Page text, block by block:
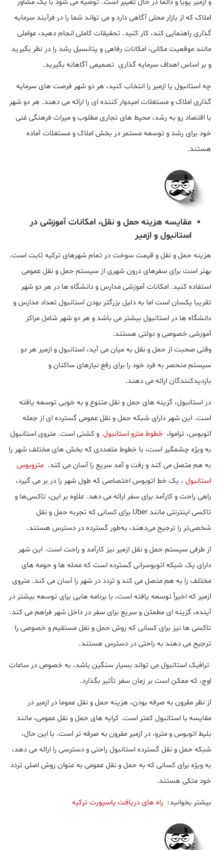
و ازمیر پویا و دائما در حال تغییر است. توصیه می شود با یک مشاور
املاک که از بازار محلی آگاهی دارد و می تواند شما را در فرآیند سرمایه
گذاری راهنمایی کند، کار کنید. تحقیقات کاملی انجام دهید، عواملی
مانند موقعیت مکانی، امکانات رفاهی و پتانسیل رشد را در نظر بگیرید
و بر اساس اهداف سرمایه گذاری تصمیمی آگاهانه بگیرید.
چه استانبول یا ازمیر را انتخاب کنید، هر دو شهر فرصت های سرمایه
گذاری املاک و مستغلات امیدوار کننده ای را ارائه می دهند. هر دو شهر
با اقتصاد رو به رشد، محیط های تجاری مطلوب و میراث فرهنگی غنی
خود برای رشد و توسعه مستمر در بخش املاک و مستغلات آماده
هستند.
مقایسه هزینه حمل و نقل، امکانات آموزشی در
استانبول و ازمیر
هزینه حمل و نقل و قیمت سوخت در تمام شهرهای ترکیه ثابت است.
بهتر است برای سفرهای درون شهری از سیستم حمل و نقل عمومی
استفاده کنید. امکانات آموزشی مدارس و دانشگاه ها در هر دو شهر
تقریبا یکسان است اما به دلیل بزرگتر بودن استانبول تعداد مدارس و
دانشگاه ها در استانبول بیشتر می باشد و هر دو شهر شامل مراکز
آموزشی خصوصی و دولتی هستند.
وقتی صحبت از حمل و نقل به میان می آید، استانبول و ازمیر هر دو
سیستم منحصر به فرد خود را برای رفع نیازهای ساکنان و
بازدیدکنندگان ارائه می دهند.
در استانبول، گزینه های حمل و نقل متنوع و به خوبی توسعه یافته
است. این شهر دارای شبکه حمل و نقل عمومی گسترده ای از جمله
اتوبوس، تراموا، خطوط مترو استانبول و کشتی است. متروی استانبول
به ویژه چشمگیر است، با خطوط متعددی که بخش های مختلف شهر را
به هم متصل می کند و رفت و آمد سریع را آسان می کند. متروبوس
استانبول ، یک خط اتوبوس اختصاصی که طول شهر را در بر می گیرد،
راهی راحت و کارآمد برای سفر ارائه می دهد. علاوه بر این، تاکسی‌ها و
تاکسی اینترنتی مانند Uber برای کسانی که تجربه حمل و نقل
شخصی‌تر را ترجیح می‌دهند، به‌طور گسترده در دسترس هستند.
از طرفی سیستم حمل و نقل ازمیر نیز کارآمد و راحت است. این شهر
دارای یک شبکه اتوبوسرانی گسترده است که محله ها و حومه های
مختلف را به هم متصل می کند و تردد در شهر را آسان می کند. متروی
ازمیر که اخیراً توسعه یافته است، با برنامه هایی برای توسعه بیشتر در
آینده، گزینه ای مطمئن و سریع برای سفر در داخل شهر فراهم می کند.
تاکسی ها نیز برای کسانی که روش حمل و نقل مستقیم و خصوصی را
ترجیح می دهند به راحتی در دسترس هستند.
ترافیک استانبول می تواند بسیار سنگین باشد، به خصوص در ساعات
اوج، که ممکن است بر زمان سفر تأثیر بگذارد.
از نظر مقرون به صرفه بودن، هزینه حمل و نقل عموما در ازمیر در
مقایسه با استانبول کمتر است. کرایه های حمل و نقل عمومی، مانند
بلیط اتوبوس و مترو، در ازمیر مقرون به صرفه تر است. با این حال،
شبکه حمل و نقل گسترده استانبول راحتی و دسترسی را ارائه می دهد،
به ویژه برای کسانی که به حمل و نقل عمومی به عنوان روش اصلی تردد
خود متکی هستند.
بیشتر بخوانید: راه های دریافت پاسپورت ترکیه